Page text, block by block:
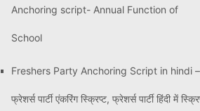
Anchoring script- Annual Function of
School
Freshers Party Anchoring Script in hindi –
फ्रेशर्स पार्टी एंकरिंग स्क्रिप्ट, फ्रेशर्स पार्टी हिंदी में